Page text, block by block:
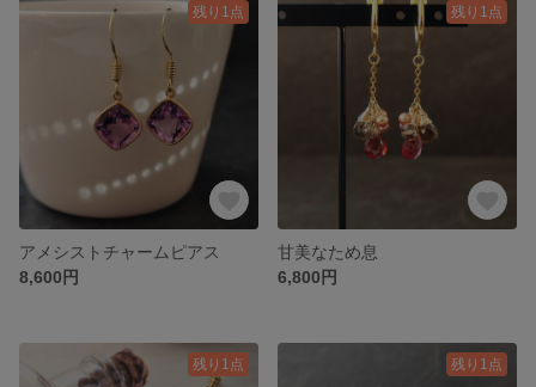
残り1点
アメシストチャームピアス
8,600円
残り1点
甘美なため息
6,800円
残り1点 残り1点